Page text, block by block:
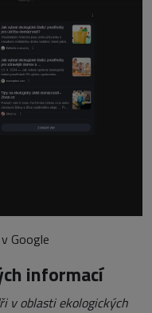
Google
informací
v oblasti ekologických